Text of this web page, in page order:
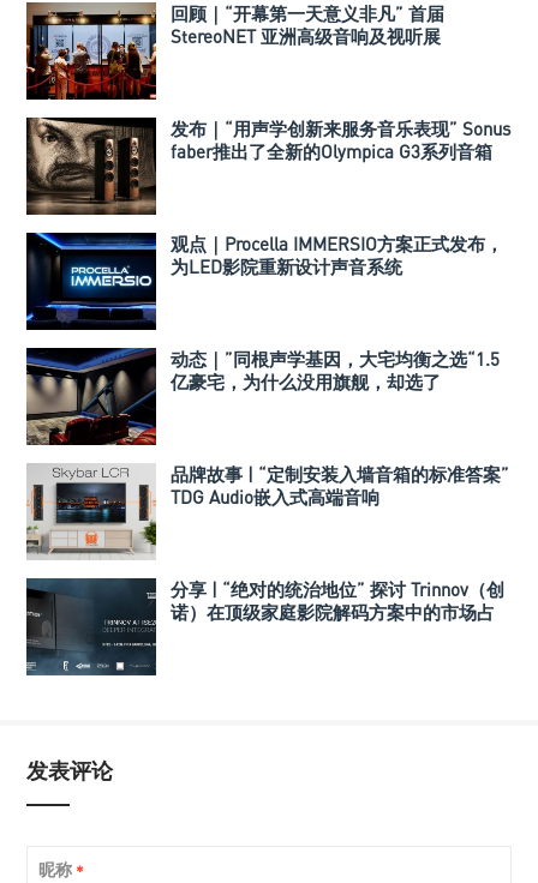
回顾｜“开幕第一天意义非凡” 首届
StereoNET 亚洲高级音响及视听展
发布｜“用声学创新来服务音乐表现” Sonus
faber推出了全新的Olympica G3系列音箱
观点｜Procella IMMERSIO方案正式发布，
为LED影院重新设计声音系统
动态｜”同根声学基因，大宅均衡之选“1.5
亿豪宅，为什么没用旗舰，却选了
品牌故事 | “定制安装入墙音箱的标准答案”
TDG Audio嵌入式高端音响
分享 | “绝对的统治地位” 探讨 Trinnov（创
诺）在顶级家庭影院解码方案中的市场占
发表评论
昵称 *